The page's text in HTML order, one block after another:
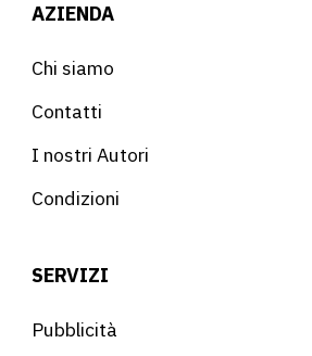
AZIENDA
Chi siamo
Contatti
I nostri Autori
Condizioni
SERVIZI
Pubblicità